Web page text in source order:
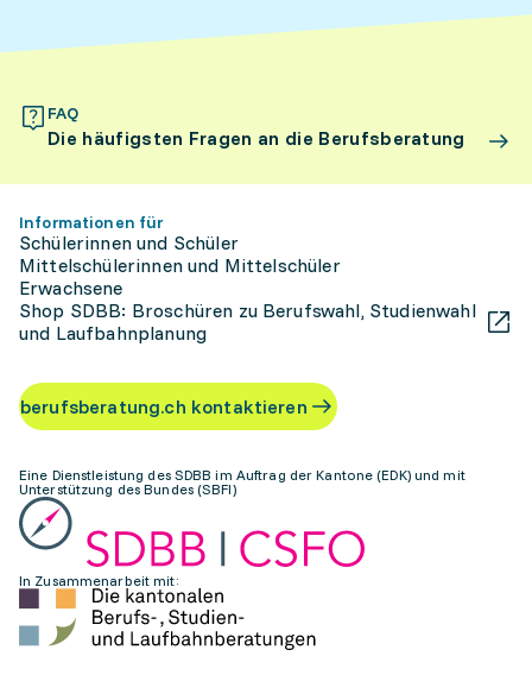
FAQ
Die häufigsten Fragen an die Berufsberatung
Informationen für
Schülerinnen und Schüler
Mittelschülerinnen und Mittelschüler
Erwachsene
Shop SDBB: Broschüren zu Berufswahl, Studienwahl
und Laufbahnplanung
berufsberatung.ch kontaktieren
Eine Dienstleistung des SDBB im Auftrag der Kantone (EDK) und mit
Unterstützung des Bundes (SBFI)
In Zusammenarbeit mit: